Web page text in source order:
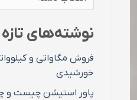
های
نوشته‌های تازه
فروش مگاواتی و
خورشیدی
پاور استیشن چیست و